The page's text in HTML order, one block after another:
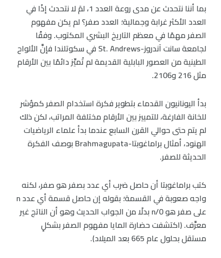
بما أننا نتحدث عن مدى روعة العدد 1، لمَ لا نتحدث إذًا في
العدد الأكثر غرابة وجمالية؛ العدد صفر؟ لم يكن مفهوم
الصفر مهمًا في معظم التاريخ البشري المكتوب. وفقًا
لجامعة سانت آندروز-St. Andrews في سكوتلندا فإنَّ الألواح
الطينية من العصور البابلية القديمة لم تُميِّز دائمًا بين الأرقام
مثل 216 و2106.
بدأ اليونانيون القدماء بتطوير فكرة استخدام الصفر كمؤشر
للخانة الفارغة، للتمييز بين الأرقام مختلفة المراتب، لكن ذلك
لم يتم حتى حوالي القرن السابع عندما بدأ علماء الرياضيات
الهنود، أمثال براماغوبتا-Brahmagupata بوصف الفكرة
الحديثة للصفر.
كتب براماغوبتا أن حاصل ضرب أي عدد بصفر هو صفر، لكنه
واجه صعوبة في القسمة؛ بقوله إن حاصل قسمة أي عدد n
على صفر هو n/0 بدلًا من الجواب الحديث وهو أن الناتج غير
معرَّف. (اكتشفت حضارة المايا مفهوم الصفر بشكلٍ
مستقل بحلول عام 665 بعد الميلاد).